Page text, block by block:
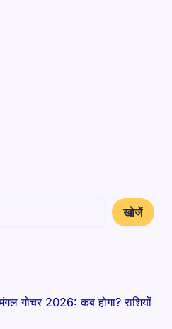
खोजें
गोचर 2026: कब होगा? राशियों